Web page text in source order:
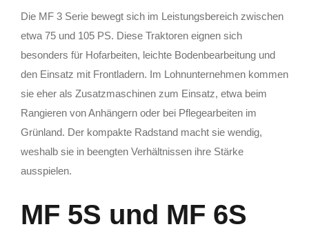
Die MF 3 Serie bewegt sich im Leistungsbereich zwischen
etwa 75 und 105 PS. Diese Traktoren eignen sich
besonders für Hofarbeiten, leichte Bodenbearbeitung und
den Einsatz mit Frontladern. Im Lohnunternehmen kommen
sie eher als Zusatzmaschinen zum Einsatz, etwa beim
Rangieren von Anhängern oder bei Pflegearbeiten im
Grünland. Der kompakte Radstand macht sie wendig,
weshalb sie in beengten Verhältnissen ihre Stärke
ausspielen.
MF 5S und MF 6S